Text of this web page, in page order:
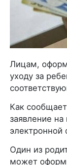
Лицам,
уходу за
Как сообщает
заявление
электронной
Один из
может